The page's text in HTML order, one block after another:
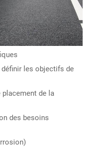
les objectifs de
placement de la
des besoins